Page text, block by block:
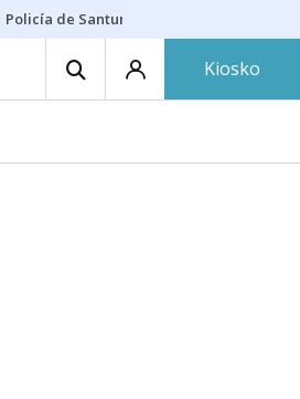
Policía de Santurtzi
Kiosko